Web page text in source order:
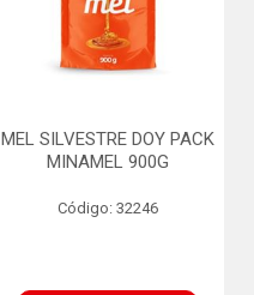
MEL SILVESTRE DOY PACK
MINAMEL 900G
Código: 32246